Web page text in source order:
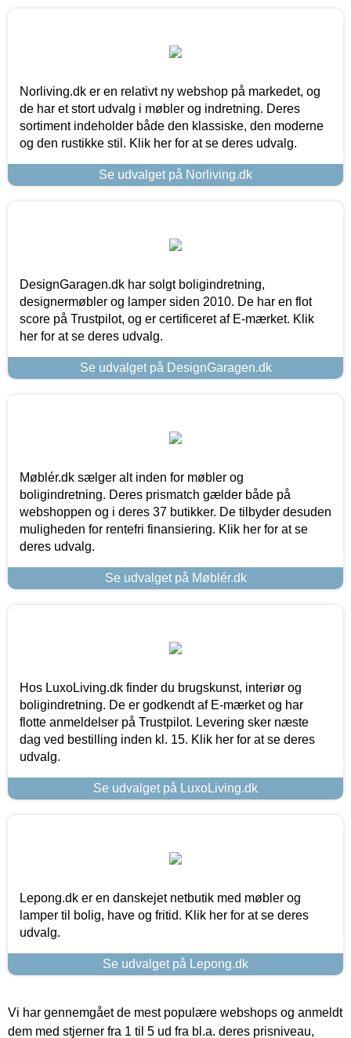
Norliving.dk er en relativt ny webshop på markedet, og
de har et stort udvalg i møbler og indretning. Deres
sortiment indeholder både den klassiske, den moderne
og den rustikke stil. Klik her for at se deres udvalg.
Se udvalget på Norliving.dk
DesignGaragen.dk har solgt boligindretning,
designermøbler og lamper siden 2010. De har en flot
score på Trustpilot, og er certificeret af E-mærket. Klik
her for at se deres udvalg.
Se udvalget på DesignGaragen.dk
Møblér.dk sælger alt inden for møbler og
boligindretning. Deres prismatch gælder både på
webshoppen og i deres 37 butikker. De tilbyder desuden
muligheden for rentefri finansiering. Klik her for at se
deres udvalg.
Se udvalget på Møblér.dk
Hos LuxoLiving.dk finder du brugskunst, interiør og
boligindretning. De er godkendt af E-mærket og har
flotte anmeldelser på Trustpilot. Levering sker næste
dag ved bestilling inden kl. 15. Klik her for at se deres
udvalg.
Se udvalget på LuxoLiving.dk
Lepong.dk er en danskejet netbutik med møbler og
lamper til bolig, have og fritid. Klik her for at se deres
udvalg.
Se udvalget på Lepong.dk
Vi har gennemgået de mest populære webshops og anmeldt
dem med stjerner fra 1 til 5 ud fra bl.a. deres prisniveau,